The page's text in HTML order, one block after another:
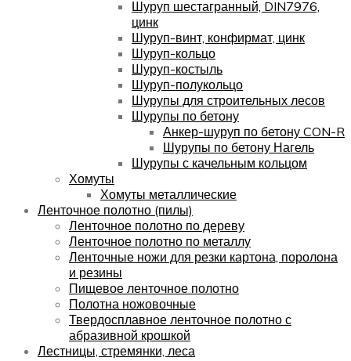
Шуруп шестагранный, DIN7976,
цинк
Шуруп-винт, конфирмат, цинк
Шуруп-кольцо
Шуруп-костыль
Шуруп-полукольцо
Шурупы для строительных лесов
Шурупы по бетону
Анкер-шуруп по бетону CON-R
Шурупы по бетону Нагель
Шурупы с качельным кольцом
Хомуты
Хомуты металлические
Ленточное полотно (пилы)
Ленточное полотно по дереву
Ленточное полотно по металлу
Ленточные ножи для резки картона, поролона
и резины
Пищевое ленточное полотно
Полотна ножовочные
Твердосплавное ленточное полотно с
абразивной крошкой
Лестницы, стремянки, леса